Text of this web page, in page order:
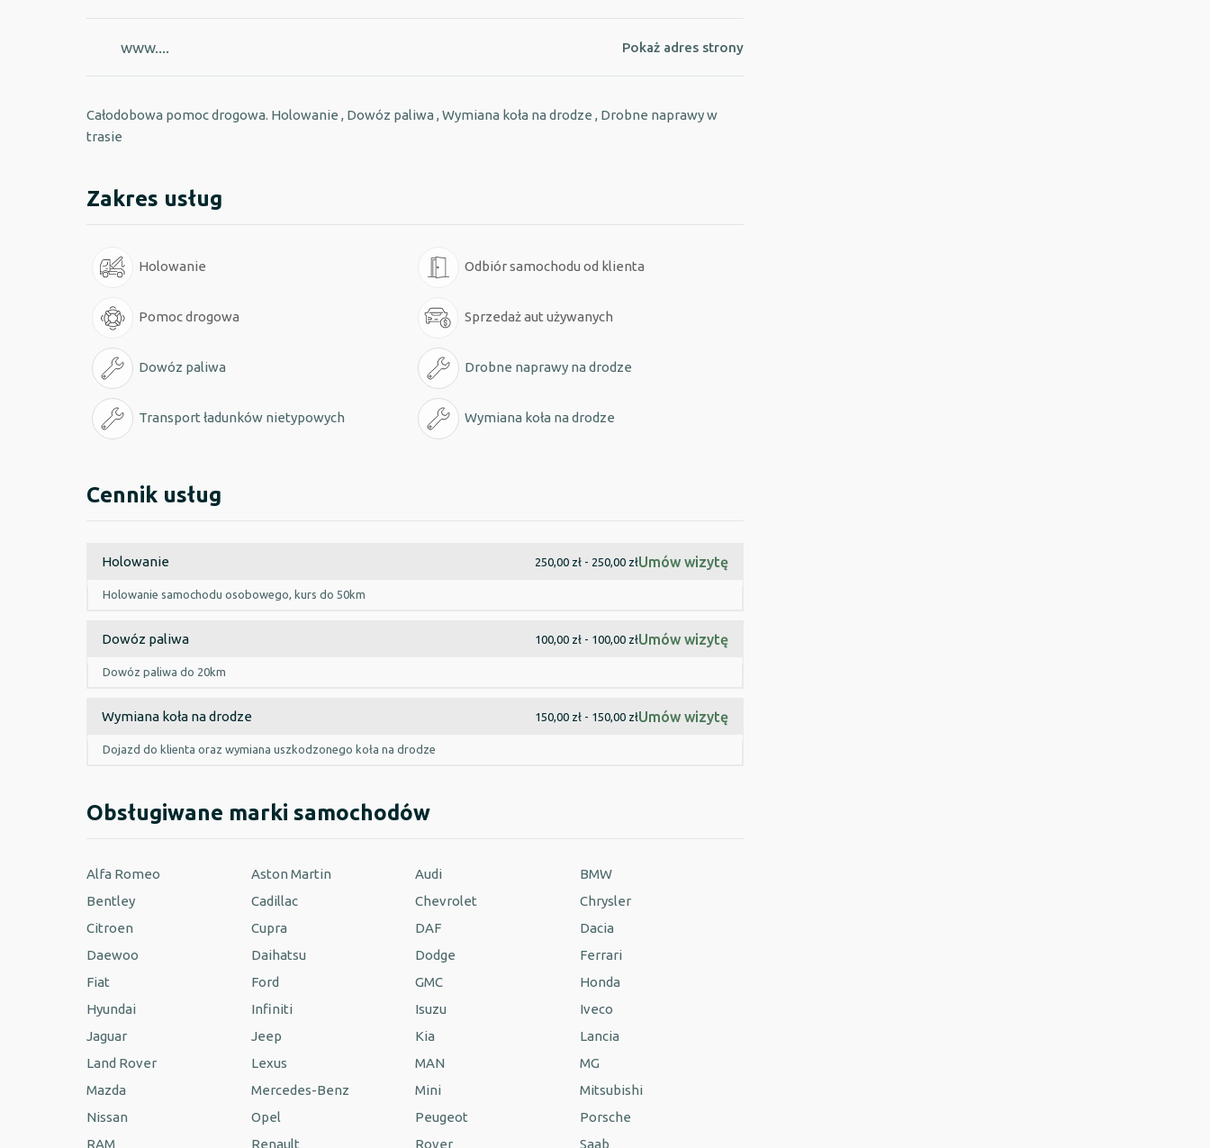
www.... Pokaż adres strony
Całodobowa pomoc drogowa. Holowanie , Dowóz paliwa , Wymiana koła na drodze , Drobne naprawy w
trasie
Zakres usług
Holowanie Odbiór samochodu od klienta
Pomoc drogowa Sprzedaż aut używanych
Dowóz paliwa Drobne naprawy na drodze
Transport ładunków nietypowych Wymiana koła na drodze
Cennik usług
Holowanie 250,00 zł - 250,00 złUmów wizytę
Holowanie samochodu osobowego, kurs do 50km
Dowóz paliwa 100,00 zł - 100,00 złUmów wizytę
Dowóz paliwa do 20km
Wymiana koła na drodze 150,00 zł - 150,00 złUmów wizytę
Dojazd do klienta oraz wymiana uszkodzonego koła na drodze
Obsługiwane marki samochodów
Alfa Romeo Aston Martin Audi
BMW
Bentley
Cadillac Chevrolet
Chrysler
Citroen
Cupra DAF
Dacia
Daewoo
Daihatsu Dodge
Ferrari
Fiat
Ford GMC
Honda
Hyundai
Infiniti Isuzu
Iveco
Jaguar
Jeep Kia
Lancia
Land Rover
Lexus MAN
MG
Mazda
Mercedes-Benz Mini
Mitsubishi
Nissan
Opel Peugeot
Porsche
RAM
Renault Rover Saab